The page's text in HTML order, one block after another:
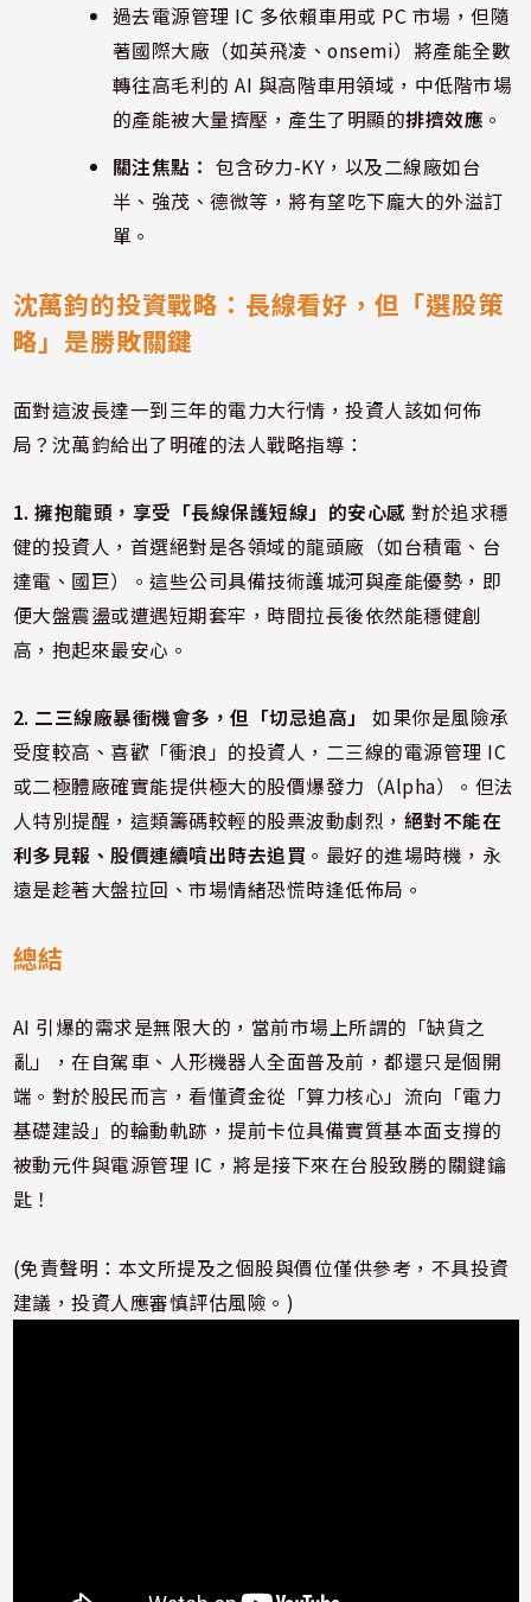
過去電源管理 IC 多依賴車用或 PC 市場，但隨
著國際大廠（如英飛凌、onsemi）將產能全數
轉往高毛利的 AI 與高階車用領域，中低階市場
的產能被大量擠壓，產生了明顯的排擠效應 。
關注焦點： 包含矽力-KY，以及二線廠如台
半、強茂、德微等，將有望吃下龐大的外溢訂
單。
沈萬鈞的投資戰略：長線看好，但「選股策
略」是勝敗關鍵
面對這波長達一到三年的電力大行情，投資人該如何佈
局？沈萬鈞給出了明確的法人戰略指導：
1. 擁抱龍頭，享受「長線保護短線」的安心感 對於追求穩
健的投資人，首選絕對是各領域的龍頭廠（如台積電、台
達電、國巨）。這些公司具備技術護城河與產能優勢，即
便大盤震盪或遭遇短期套牢，時間拉長後依然能穩健創
高，抱起來最安心。
2. 二三線廠暴衝機會多，但「切忌追高」
如果你是風險承
受度較高、喜歡「衝浪」的投資人，二三線的電源管理 IC
或二極體廠確實能提供極大的股價爆發力（Alpha）。但法
人特別提醒，這類籌碼較輕的股票波動劇烈， 絕對不能在
利多見報、股價連續噴出時去追買 。最好的進場時機，永
遠是趁著大盤拉回、市場情緒恐慌時逢低佈局。
總結
AI 引爆的需求是無限大的，當前市場上所謂的「缺貨之
亂」，在自駕車、人形機器人全面普及前，都還只是個開
端。對於股民而言，看懂資金從「算力核心」流向「電力
基礎建設」的輪動軌跡，提前卡位具備實質基本面支撐的
被動元件與電源管理 IC，將是接下來在台股致勝的關鍵鑰
匙！
(免責聲明：本文所提及之個股與價位僅供參考，不具投資
建議，投資人應審慎評估風險。)